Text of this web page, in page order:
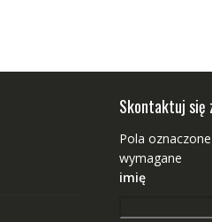
Skontaktuj się
Pola
wymagane
imię